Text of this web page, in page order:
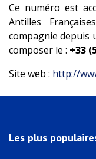
Ce numéro est
Antilles
compagnie depuis
composer le : +33
Site web : http://
Les plus